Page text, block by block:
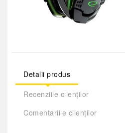
Detalii produs
Recenziile clienților
Comentariile clienților